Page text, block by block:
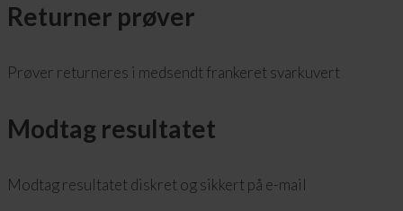
Returner prøver
Prøver returneres i medsendt frankeret svarkuvert
Modtag resultatet
Modtag resultatet diskret og sikkert på e-mail